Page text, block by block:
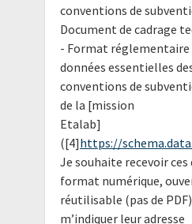
conventions de
Document de cadrage
- Format
données essentielles
conventions de
de la [mission
Etalab]
([4]https://
Je souhaite recevoir
format numérique,
réutilisable (pas de
m’indiquer leur adresse